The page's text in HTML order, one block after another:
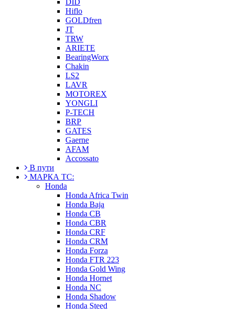
DID
Hiflo
GOLDfren
JT
TRW
ARIETE
BearingWorx
Chakin
LS2
LAVR
MOTOREX
YONGLI
P-TECH
BRP
GATES
Gaerne
AFAM
Accossato
В пути
МАРКА ТС:
Honda
Honda Africa Twin
Honda Baja
Honda CB
Honda CBR
Honda CRF
Honda CRM
Honda Forza
Honda FTR 223
Honda Gold Wing
Honda Hornet
Honda NC
Honda Shadow
Honda Steed